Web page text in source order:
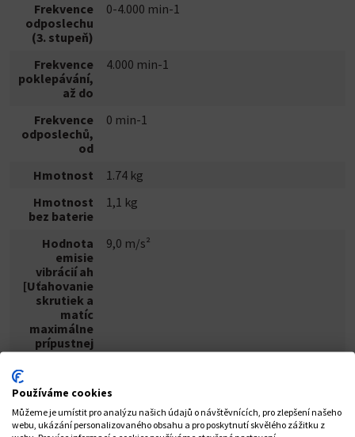
Frekvence
odposlechu
(3. stupeň)
0-4.000 min-1
Frekvence
poklepávání,
až do
4.000 min-1
Frekvence
odposlechů,
od
0 min-1
Hmotnost
1.74 kg
Hmotnost
bez baterie
1,1 kg
Hodnota
emisie
vibrácií ah
[Uťahovanie
skrutiek a
matíc
maximálne
prípustnej
veľkosti]
9,0 m/s²
Maximální
točivý
moment
Používáme cookies
Můžeme je umístit pro analýzu našich údajů o návštěvnících, pro zlepšení našeho
webu, ukázání personalizovaného obsahu a pro poskytnutí skvělého zážitku z